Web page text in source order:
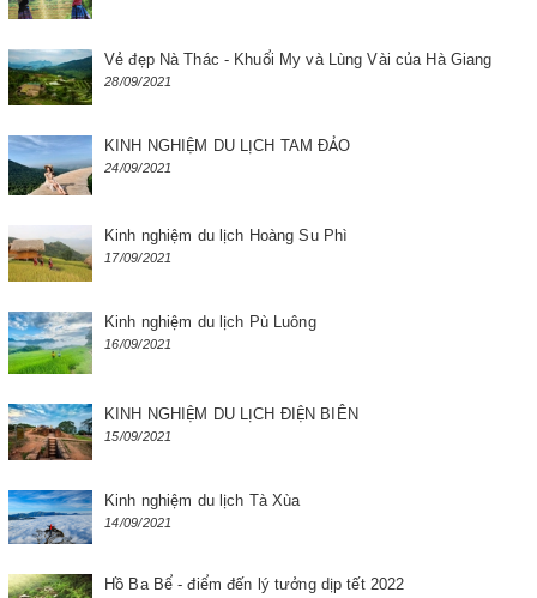
Vẻ đẹp Nà Thác - Khuổi My và Lùng Vài của Hà Giang
28/09/2021
KINH NGHIỆM DU LỊCH TAM ĐẢO
24/09/2021
Kinh nghiệm du lịch Hoàng Su Phì
17/09/2021
Kinh nghiệm du lịch Pù Luông
16/09/2021
KINH NGHIỆM DU LỊCH ĐIỆN BIÊN
15/09/2021
Kinh nghiệm du lịch Tà Xùa
14/09/2021
Hồ Ba Bể - điểm đến lý tưởng dịp tết 2022